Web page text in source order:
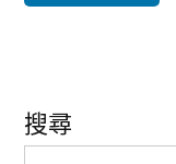
搜尋